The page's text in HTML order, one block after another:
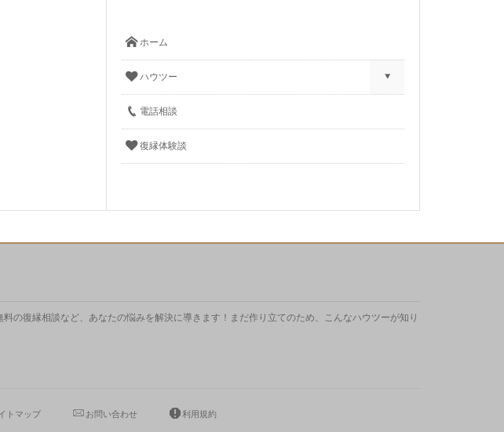
ホーム
ハウツー
電話相談
復縁体験談
の復縁相談など、あなたの悩みを解決に導きます！まだ作り立てのため、こんなハウツーが知り
トマップ お問い合わせ 利用規約